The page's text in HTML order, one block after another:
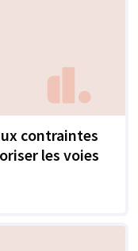
contraintes
les voies